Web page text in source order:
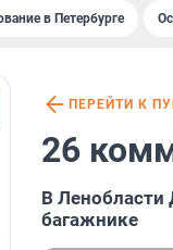
в Петербурге
ПЕРЕЙТИ К
26
В Ленобласти
багажнике